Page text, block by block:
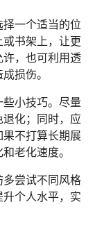
一个适当的位
书架上，让更
许，也可利用透
损伤。
小技巧。尽量
化；同时，应
不打算长期展
老化速度。
多尝试不同风格
个人水平，实